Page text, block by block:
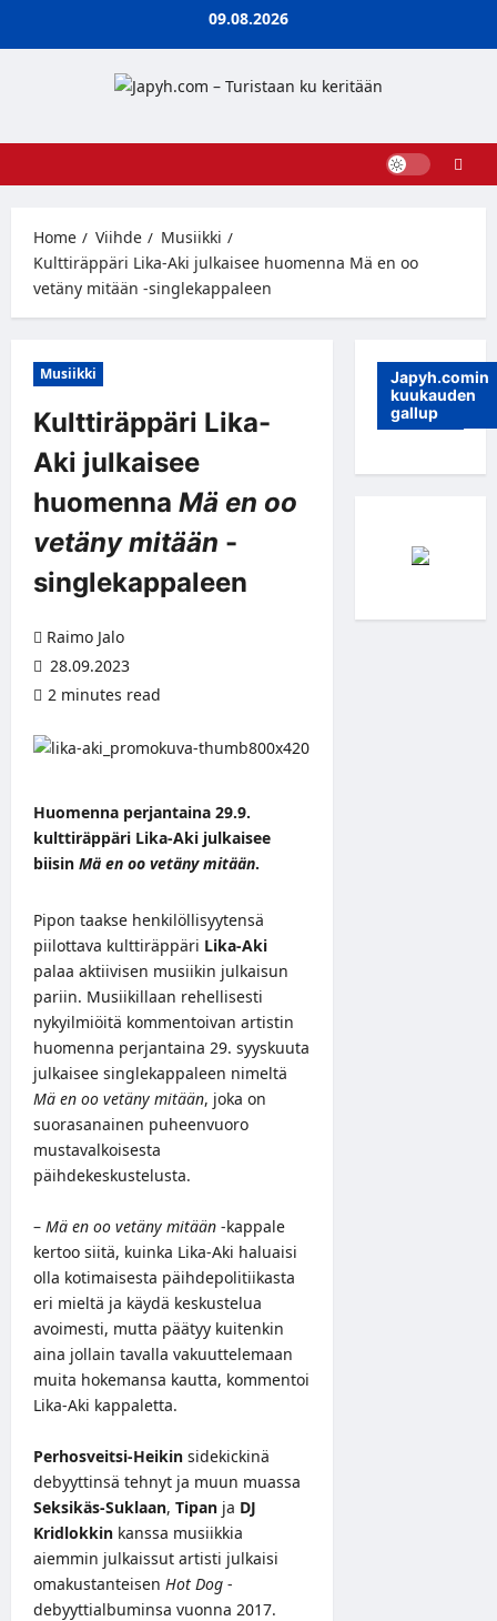
09.08.2026
Home Viihde
Musiikki
Kulttiräppäri Lika-Aki julkaisee huomenna Mä en oo
vetäny mitään -singlekappaleen
Musiikki
Kulttiräppäri Lika-
Aki julkaisee
huomenna Mä en oo
vetäny mitään -
singlekappaleen
Raimo Jalo
28.09.2023
2 minutes read
Huomenna perjantaina 29.9.
kulttiräppäri Lika-Aki julkaisee
biisin Mä en oo vetäny mitään.
Pipon taakse henkilöllisyytensä
piilottava kulttiräppäri Lika-Aki
palaa aktiivisen musiikin julkaisun
pariin. Musiikillaan rehellisesti
nykyilmiöitä kommentoivan artistin
huomenna perjantaina 29. syyskuuta
julkaisee singlekappaleen nimeltä
Mä en oo vetäny mitään, joka on
suorasanainen puheenvuoro
mustavalkoisesta
päihdekeskustelusta.
– Mä en oo vetäny mitään -kappale
kertoo siitä, kuinka Lika-Aki haluaisi
olla kotimaisesta päihdepolitiikasta
eri mieltä ja käydä keskustelua
avoimesti, mutta päätyy kuitenkin
aina jollain tavalla vakuuttelemaan
muita hokemansa kautta, kommentoi
Lika-Aki kappaletta.
Perhosveitsi-Heikin sidekickinä
debyyttinsä tehnyt ja muun muassa
Seksikäs-Suklaan, Tipan ja DJ
Kridlokkin kanssa musiikkia
aiemmin julkaissut artisti julkaisi
omakustanteisen Hot Dog -
debyyttialbuminsa vuonna 2017.
Japyh.comin
kuukauden
gallup